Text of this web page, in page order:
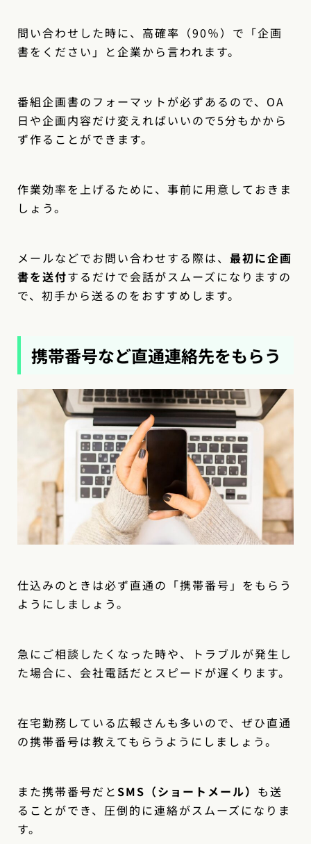
問い合わせした時に、高確率（90％）で「企画
書をください」と企業から言われます。
番組企画書のフォーマットが必ずあるので、OA
日や企画内容だけ変えればいいので5分もかから
ず作ることができます。
作業効率を上げるために、事前に用意しておきま
しょう。
メールなどでお問い合わせする際は、 最初に企画
書を送付するだけで会話がスムーズになりますの
で、初手から送るのをおすすめします。
携帯番号など直通連絡先をもらう
仕込みのときは必ず直通の「携帯番号」をもらう
ようにしましょう。
急にご相談したくなった時や、トラブルが発生し
た場合に、会社電話だとスピードが遅くります。
在宅勤務している広報さんも多いので、ぜひ直通
の携帯番号は教えてもらうようにしましょう。
また携帯番号だとSMS（ショートメール） も送
ることができ、圧倒的に連絡がスムーズになりま
す。